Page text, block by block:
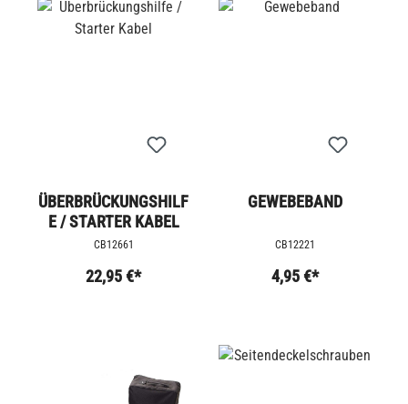
ÜBERBRÜCKUNGSHILF
E / STARTER KABEL
CB12661
22,95 €*
GEWEBEBAND
CB12221
4,95 €*